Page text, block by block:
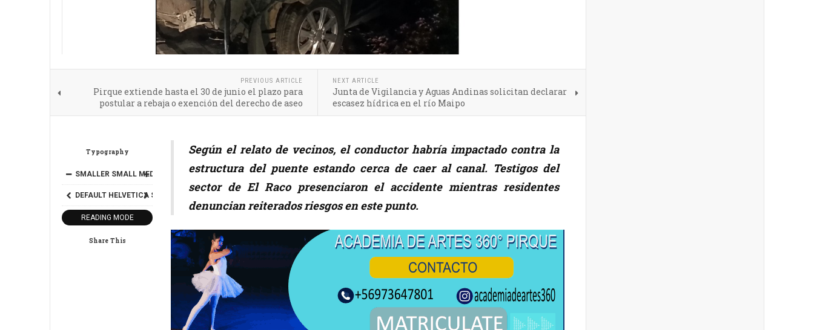
PREVIOUS ARTICLE
Pirque extiende hasta el 30 de junio el plazo para
postular a rebaja o exención del derecho de aseo
NEXT ARTICLE
Junta de Vigilancia y Aguas Andinas solicitan declarar
escasez hídrica en el río Maipo
Typography
SMALLER SMALL MEDIUM BIGGER
DEFAULT HELVETICA SEGOE
READING MODE
Share This
Según el relato de vecinos, el conductor habría impactado contra la
estructura del puente estando cerca de caer al canal. Testigos del
sector de El Raco presenciaron el accidente mientras residentes
denuncian reiterados riesgos en este punto.